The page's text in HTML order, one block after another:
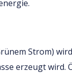
Strom)
erzeugt